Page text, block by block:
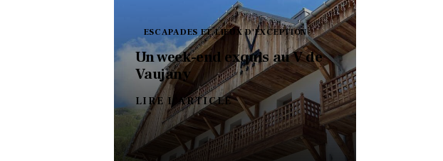
ESCAPADES ET LIEUX D'EXCEPTION
Un week-end exquis au V de
Vaujany
LIRE L'ARTICLE